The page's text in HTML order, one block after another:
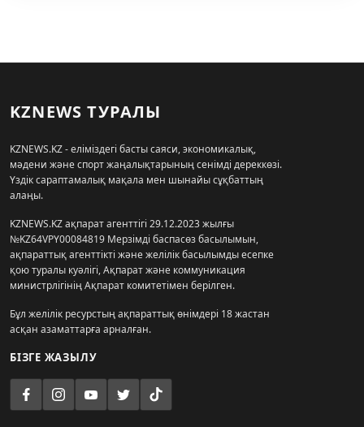
KZNEWS ТУРАЛЫ
KZNEWS.KZ - еліміздегі басты саяси, экономикалық,
мәдени және спорт жаңалықтарының сенімді дереккөзі.
Үздік сараптамалық мақала мен шынайы сұқбаттың
алаңы.
KZNEWS.KZ ақпарат агенттігі 29.12.2023 жылғы
№KZ64VPY00084819 Мерзімді баспасөз басылымын,
ақпараттық агенттікті және желілік басылымды есепке
қою туралы куәлігі, Ақпарат және коммуникация
министрлігінің Ақпарат комитетімен берілген.
Бұл желілік ресурстың ақпараттық өнімдері 18 жастан
асқан азаматтарға арналған.
БІЗГЕ ЖАЗЫЛУ